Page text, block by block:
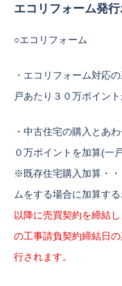
エコリフォーム発
○エコリフォーム
・エコリフォーム対応
戸あたり３０万ポイン
・中古住宅の購入とあ
０万ポイントを加算(一
※既存住宅購入加算・
ムをする場合に加算する
以降に売買契約を締結
の工事請負契約締結日
行されます。